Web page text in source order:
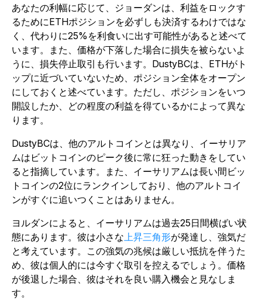
あなたの利幅に応じて、ジョーダンは、利益をロックす
るためにETHポジションを必ずしも決済するわけではな
く、代わりに25%を利食いに出す可能性があると述べて
います。また、価格が下落した場合に損失を被らないよ
うに、損失停止取引も行います。 DustyBCは、ETHがト
ップに近づいていないため、ポジション全体をオープン
にしておくと述べています。ただし、ポジションをいつ
開設したか、どの程度の利益を得ているかによって異な
ります。
DustyBCは、他のアルトコインとは異なり、イーサリア
ムはビットコインのピーク後に常に狂った動きをしてい
ると指摘しています。また、イーサリアムは長い間ビッ
トコインの2位にランクインしており、他のアルトコイ
ンがすぐに追いつくことはありません。
ヨルダンによると、イーサリアムは過去25日間横ばい状
態にあります。彼は小さな上昇三角形が発達し、強気だ
と考えています。この強気の兆候は厳しい抵抗を伴うた
め、彼は個人的には今すぐ取引を控えるでしょう。価格
が後退した場合、彼はそれを良い購入機会と見なしま
す。